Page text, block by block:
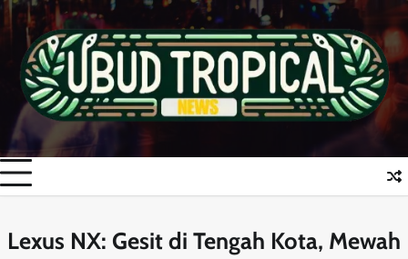
Skip
to
content
Lexus NX: Gesit di Tengah Kota, Mewah